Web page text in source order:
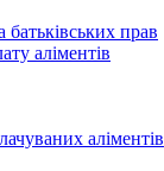
прав
аліментів
аліментів